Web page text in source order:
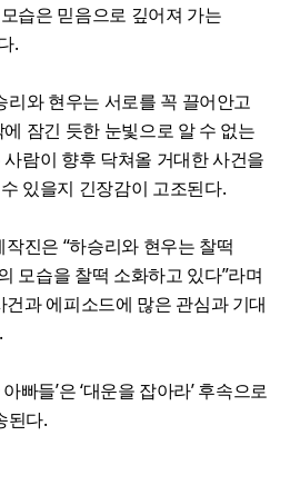
습은 믿음으로 깊어져 가는
.
리와 현우는 서로를 꼭 끌어안고
잠긴 듯한 눈빛으로 알 수 없는
람이 향후 닥쳐올 거대한 사건을
있을지 긴장감이 고조된다.
작진은 “하승리와 현우는 찰떡
모습을 찰떡 소화하고 있다”라며
건과 에피소드에 많은 관심과 기대
빠들’은 ‘대운을 잡아라’ 후속으로
된다.